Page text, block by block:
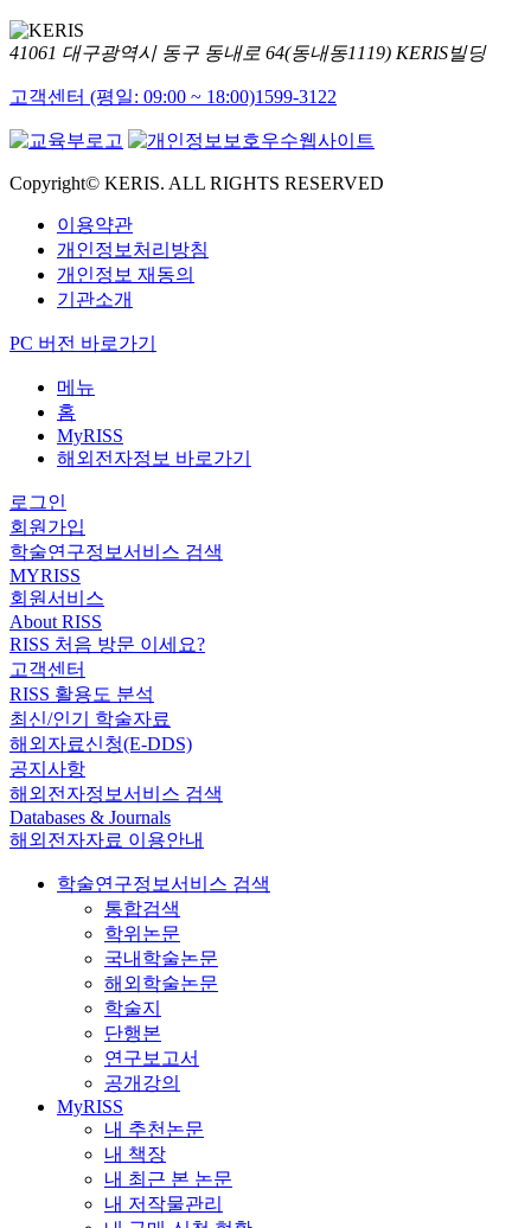
41061 대구광역시 동구 동내로 64(동내동1119) KERIS빌딩
고객센터 (평일: 09:00 ~ 18:00)1599-3122
Copyright© KERIS. ALL RIGHTS RESERVED
이용약관
개인정보처리방침
개인정보 재동의
기관소개
PC 버전 바로가기
메뉴
홈
MyRISS
해외전자정보 바로가기
로그인
회원가입
학술연구정보서비스 검색
MYRISS
회원서비스
About RISS
RISS 처음 방문 이세요?
고객센터
RISS 활용도 분석
최신/인기 학술자료
해외자료신청(E-DDS)
공지사항
해외전자정보서비스 검색
Databases & Journals
해외전자자료 이용안내
학술연구정보서비스 검색
통합검색
학위논문
국내학술논문
해외학술논문
학술지
단행본
연구보고서
공개강의
MyRISS
내 추천논문
내 책장
내 최근 본 논문
내 저작물관리